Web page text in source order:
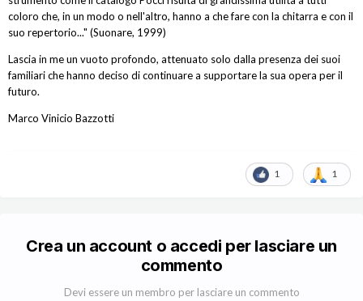
coloro che, in un modo o nell'altro, hanno a che fare con la chitarra e con il
suo repertorio..." (Suonare, 1999)
Lascia in me un vuoto profondo, attenuato solo dalla presenza dei suoi
familiari che hanno deciso di continuare a supportare la sua opera per il
futuro.
Marco Vinicio Bazzotti
1 1
Crea un account o accedi per lasciare un
commento
Devi essere un membro per lasciare un commento